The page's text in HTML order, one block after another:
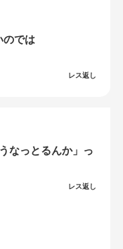
のでは
レス返し
なっとるんか」っ
レス返し